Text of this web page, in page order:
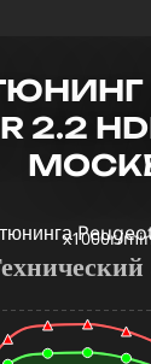
2.2
x1000r/